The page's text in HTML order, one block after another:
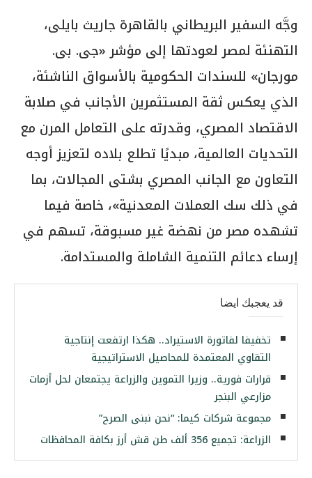
وجَّه السفير البريطاني بالقاهرة جاريث بايلى،
التهنئة لمصر لعودتها إلى مؤشر «جى. بى.
مورجان» للسندات الحكومية بالأسواق الناشئة،
الذي يعكس ثقة المستثمرين الأجانب في صلابة
الاقتصاد المصري، وقدرته على التعامل المرن مع
التحديات العالمية، مبديًا تطلع بلاده لتعزيز أوجه
التعاون مع الجانب المصري بشتى المجالات، بما
في ذلك سك العملات المعدنية»، خاصة فيما
تشهده مصر من نهضة غير مسبوقة، تسهم في
إرساء دعائم التنمية الشاملة والمستدامة.
قد يعجبك ايضا
تخفيفا لفاتورة الاستيراد.. هكذا ارتفعت إنتاجية
التقاوي المعتمدة للمحاصيل الاستراتيجية
قرارات فورية.. وزيرا التموين والزراعة يجتمعان لحل أزمات
مزارعي البنجر
مجموعة شركات كيما: “نحن نبنى الصرح”
الزراعة: تجميع 356 ألف طن قش أرز بكافة المحافظات